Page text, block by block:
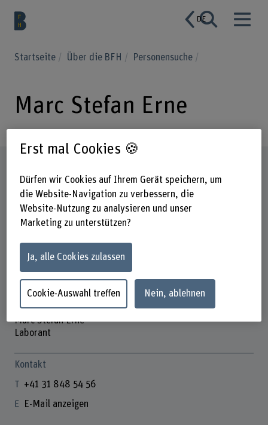
DE
Startseite Über die BFH Personensuche
Marc Stefan Erne
Marc Stefan Erne
Laborant
Kontakt
+41 31 848 54 56
E-Mail anzeigen
Erst mal Cookies 🍪
Dürfen wir Cookies auf Ihrem Gerät speichern, um
die Website-Navigation zu verbessern, die
Website-Nutzung zu analysieren und unser
Marketing zu unterstützen?
Ja, alle Cookies zulassen
Cookie-Auswahl treffen Nein, ablehnen